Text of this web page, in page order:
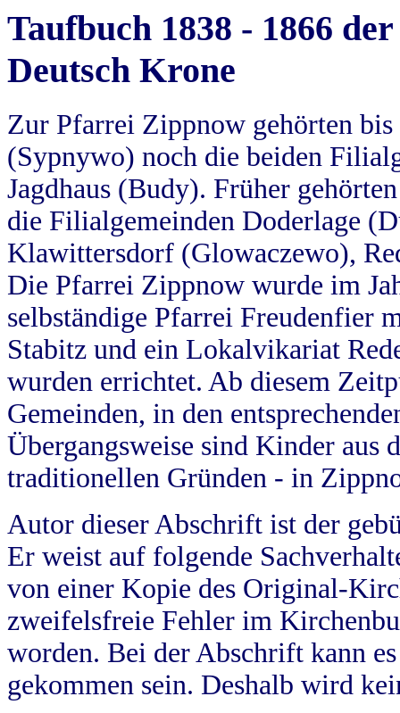
Taufbuch 1838 - 1866
Deutsch Krone
Zur Pfarrei Zippnow gehörten
(Sypnywo) noch die beiden
Jagdhaus (Budy). Früher
die Filialgemeinden Doderlage
Klawittersdorf (Glowaczewo),
Die Pfarrei Zippnow wurde im
selbständige Pfarrei Freudenfier
Stabitz und ein Lokalvikariat
wurden errichtet. Ab diesem
Gemeinden, in den
Übergangsweise sind Kinder aus
traditionellen Gründen - in
Autor dieser Abschrift ist der
Er weist auf folgende
von einer Kopie des Original-
zweifelsfreie Fehler im
worden. Bei der Abschrift kann
gekommen sein. Deshalb wird